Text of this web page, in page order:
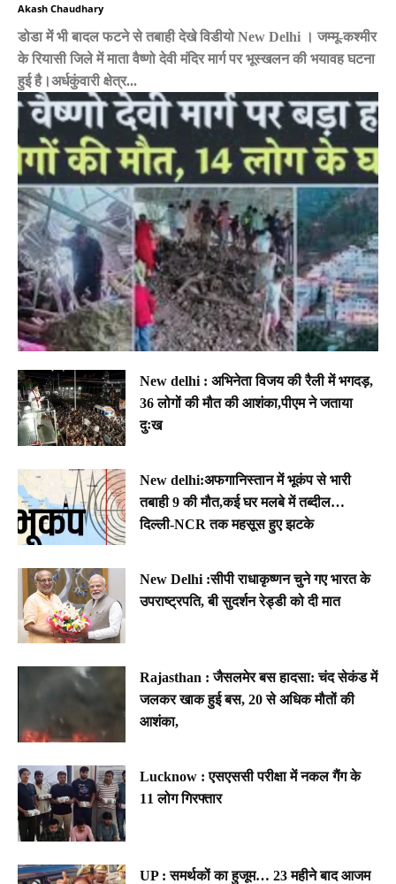
Akash Chaudhary
डोडा में भी बादल फटने से तबाही देखे विडीयो New Delhi । जम्मू-कश्मीर
के रियासी जिले में माता वैष्णो देवी मंदिर मार्ग पर भूस्खलन की भयावह घटना
हुई है।अर्धकुंवारी क्षेत्र...
New delhi : अभिनेता विजय की रैली में भगदड़,
36 लोगों की मौत की आशंका,पीएम ने जताया
दुःख
New delhi:अफगानिस्तान में भूकंप से भारी
तबाही 9 की मौत,कई घर मलबे में तब्दील…
दिल्ली-NCR तक महसूस हुए झटके
New Delhi :सीपी राधाकृष्णन चुने गए भारत के
उपराष्ट्रपति, बी सुदर्शन रेड्डी को दी मात
Rajasthan : जैसलमेर बस हादसा: चंद सेकंड में
जलकर खाक हुई बस, 20 से अधिक मौतों की
आशंका,
Lucknow : एसएससी परीक्षा में नकल गैंग के
11 लोग गिरफ्तार
UP : समर्थकों का हुजूम… 23 महीने बाद आजम